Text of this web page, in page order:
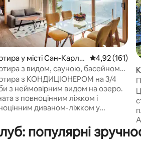
з 5, відгуки: 291
у місті Сан-Карло
Барілоче
Середня
4,92 (161)
з видом, сауною, басейном
з КОНДИЦІОНЕРОМ на 3/4
з неймовірним видом на озеро.
з повноцінним ліжком і
диваном-ліжком у
Кухня з керамічною
поверхнею та
популярні